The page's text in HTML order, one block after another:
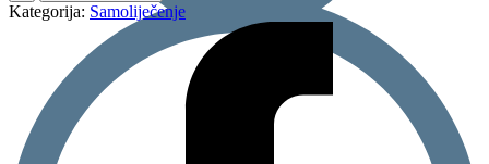
Kategorija: Samoliječenje